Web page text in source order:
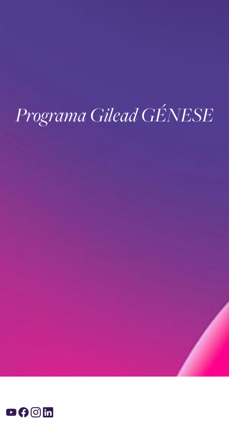
Programa Gilead GÉNESE